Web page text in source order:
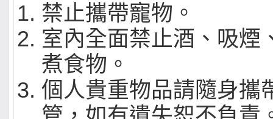
禁止攜帶寵物。
室內全面禁止酒、吸煙
煮食物。
個人貴重物品請隨身攜